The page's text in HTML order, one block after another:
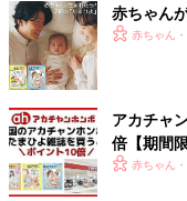
赤ちゃん
赤ちゃん
アカチャ
倍【期間限
赤ちゃん